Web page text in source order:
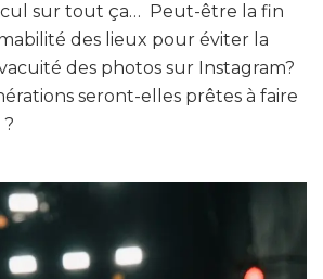
sur tout ça… Peut-être la fin
des lieux pour éviter la
des photos sur Instagram?
seront-elles prêtes à faire